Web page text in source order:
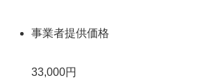
事業者提供価格
33,000円